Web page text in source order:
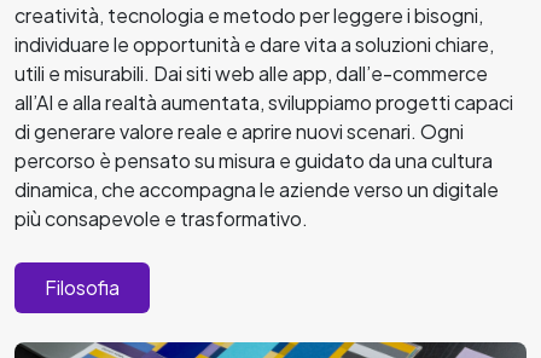
creatività, tecnologia e metodo per leggere i bisogni,
individuare le opportunità e dare vita a soluzioni chiare,
utili e misurabili. Dai siti web alle app, dall’e-commerce
all’AI e alla realtà aumentata, sviluppiamo progetti capaci
di generare valore reale e aprire nuovi scenari. Ogni
percorso è pensato su misura e guidato da una cultura
dinamica, che accompagna le aziende verso un digitale
più consapevole e trasformativo.
Filosofia